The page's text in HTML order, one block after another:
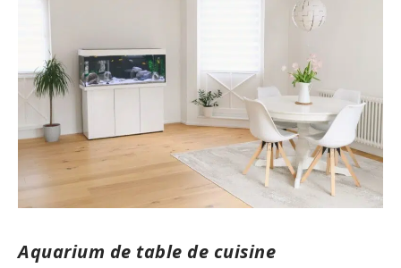
Aquarium de table de cuisine